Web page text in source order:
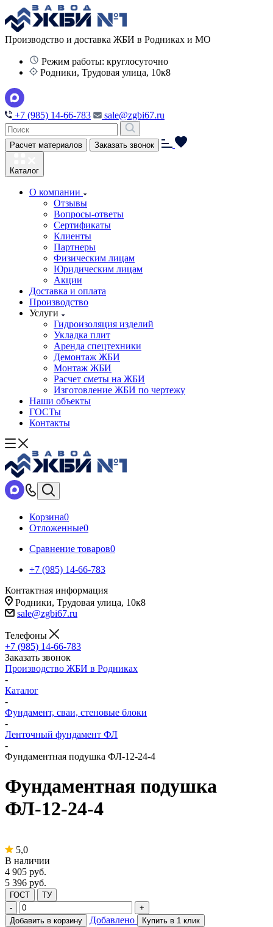
Производство и доставка ЖБИ в Родниках и МО
Режим работы: круглосуточно
Родники, Трудовая улица, 10к8
+7 (985) 14-66-783 sale@zgbi67.ru
Расчет материалов Заказать звонок
Каталог
О компании
Отзывы
Вопросы-ответы
Сертификаты
Клиенты
Партнеры
Физическим лицам
Юридическим лицам
Акции
Доставка и оплата
Производство
Услуги
Гидроизоляция изделий
Укладка плит
Аренда спецтехники
Демонтаж ЖБИ
Монтаж ЖБИ
Расчет сметы на ЖБИ
Изготовление ЖБИ по чертежу
Наши объекты
ГОСТы
Контакты
Корзина0
Отложенные0
Сравнение товаров0
+7 (985) 14-66-783
Контактная информация
Родники, Трудовая улица, 10к8
sale@zgbi67.ru
Телефоны
+7 (985) 14-66-783
Заказать звонок
Производство ЖБИ в Родниках
-
Каталог
-
Фундамент, сваи, стеновые блоки
-
Ленточный фундамент ФЛ
-
Фундаментная подушка ФЛ-12-24-4
Фундаментная подушка
ФЛ-12-24-4
5,0
В наличии
4 905 руб.
5 396 руб.
ГОСТ
ТУ
-
+
Добавить в корзину
Добавлено
Купить в 1 клик